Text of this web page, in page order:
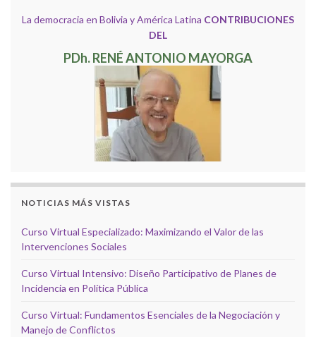
La democracia en Bolivia y América Latina CONTRIBUCIONES
DEL
PDh. RENÉ ANTONIO MAYORGA
NOTICIAS MÁS VISTAS
Curso Virtual Especializado: Maximizando el Valor de las
Intervenciones Sociales
Curso Virtual Intensivo: Diseño Participativo de Planes de
Incidencia en Política Pública
Curso Virtual: Fundamentos Esenciales de la Negociación y
Manejo de Conflictos